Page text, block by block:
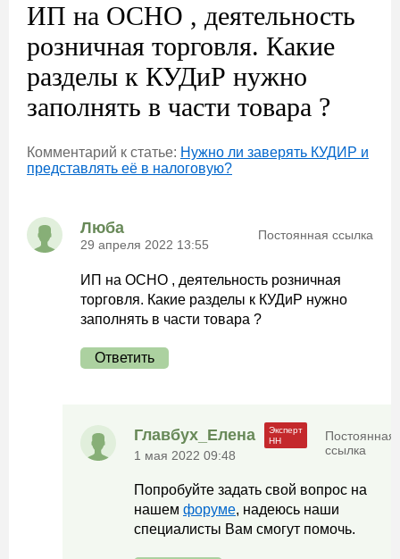
ИП на ОСНО , деятельность
розничная торговля. Какие
разделы к КУДиР нужно
заполнять в части товара ?
Комментарий к статье: Нужно ли заверять КУДИР и
представлять её в налоговую?
Люба
29 апреля 2022 13:55
Постоянная ссылка
ИП на ОСНО , деятельность розничная
торговля. Какие разделы к КУДиР нужно
заполнять в части товара ?
Ответить
Главбух_Елена
1 мая 2022 09:48
Постоянная
ссылка
Попробуйте задать свой вопрос на
нашем форуме, надеюсь наши
специалисты Вам смогут помочь.